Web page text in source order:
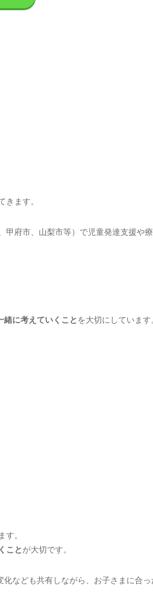
きます。
甲府市、山梨市等）で児童発達支援や
緒に考えていくこと を大切にしています
す。
ことが大切です。
なども共有しながら、お子さまに合っ